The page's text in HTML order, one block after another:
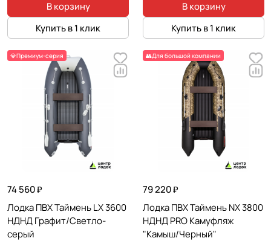
В корзину
Купить в 1 клик
В корзину
Купить в 1 клик
💎Премиум-серия
74 560 ₽
Лодка ПВХ Таймень LX 3600
НДНД Графит/Светло-
серый
👥Для большой компании
79 220 ₽
Лодка ПВХ Таймень NX 3800
НДНД PRO Камуфляж
"Камыш/Черный"